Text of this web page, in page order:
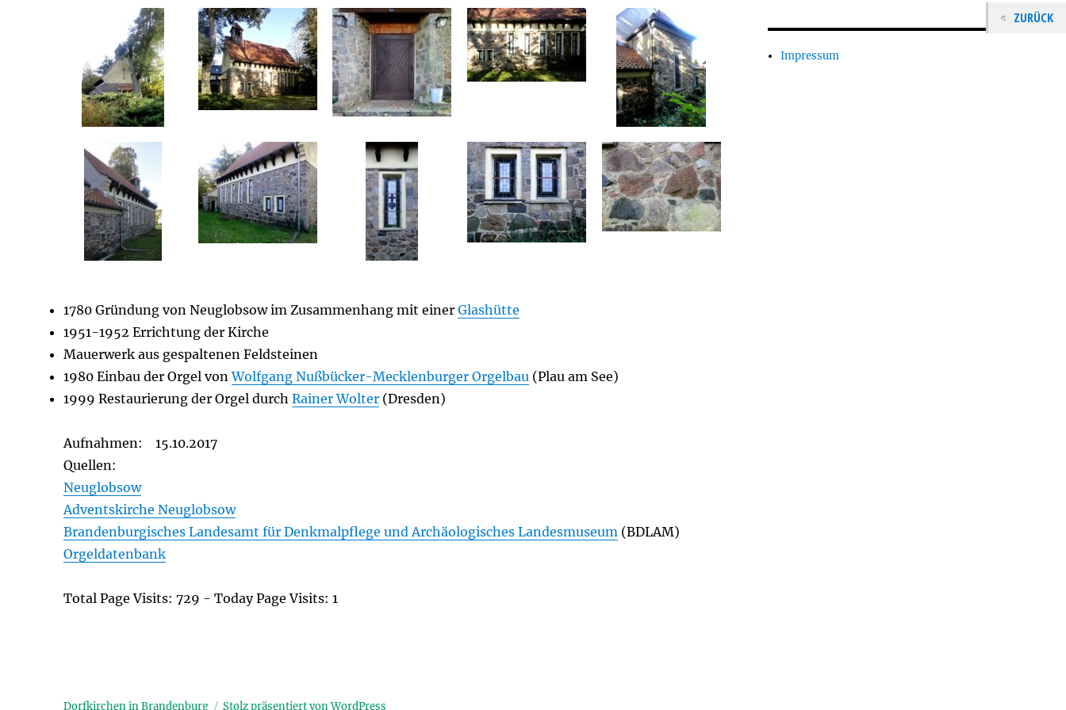
1780 Gründung von Neuglobsow im Zusammenhang mit einerGlashütte
1951-1952 Errichtung der Kirche
Mauerwerk aus gespaltenen Feldsteinen
1980 Einbau der Orgel vonWolfgang Nußbücker-Mecklenburger Orgelbau (Plau am See)
1999 Restaurierung der Orgel durchRainer Wolter (Dresden)
Aufnahmen: 15.10.2017
Quellen:
Neuglobsow
Adventskirche Neuglobsow
Brandenburgisches Landesamt für Denkmalpflege und Archäologisches Landesmuseum (BDLAM)
Orgeldatenbank
Total Page Visits: 729 - Today Page Visits: 1
Impressum
Dorfkirchen in Brandenburg Stolz präsentiert von WordPress
ZURÜCK